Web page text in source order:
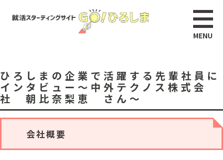
ひろしまの企業で活躍する先輩社員に
インタビュー～中外テクノス株式会
社 朝比奈梨恵 さん～
会社概要